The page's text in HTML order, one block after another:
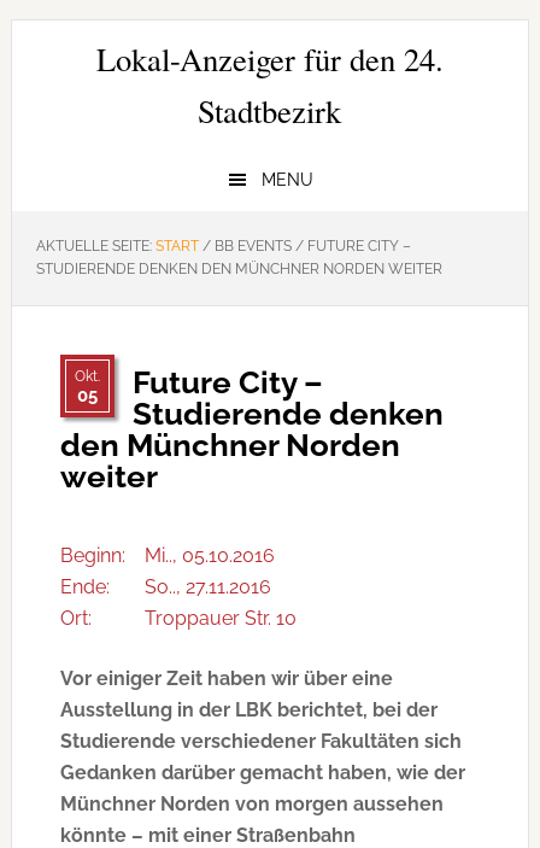
Zur
Hauptnavigation
Zum
Zur
SeitenspalteLokal-Anzeiger für den 24.
Stadtbezirk
MENU
AKTUELLE SEITE: START /BB EVENTS /FUTURE CITY –
STUDIERENDE DENKEN DEN MÜNCHNER NORDEN WEITER
Okt.
05
Future City –
Studierende denken
den Münchner Norden
weiter
Beginn:
Mi.., 05.10.2016
Ende:
So.., 27.11.2016
Ort:
Troppauer Str. 10
Vor einiger Zeit haben wir über eine
Ausstellung in der LBK berichtet, bei der
Studierende verschiedener Fakultäten sich
Gedanken darüber gemacht haben, wie der
Münchner Norden von morgen aussehen
könnte – mit einer Straßenbahn